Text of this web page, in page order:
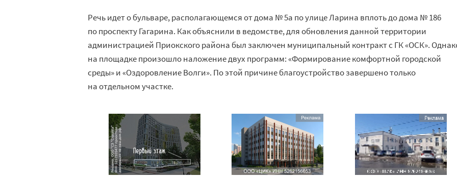
Речь идет о бульваре, располагающемся от дома № 5а по улице Ларина вплоть до дома № 186
по проспекту Гагарина. Как объяснили в ведомстве, для обновления данной территории
администрацией Приокского района был заключен муниципальный контракт с ГК «ОСК».
на площадке произошло наложение двух программ: «Формирование комфортной городской
среды» и «Оздоровление Волги». По этой причине благоустройство завершено только
на отдельном участке.